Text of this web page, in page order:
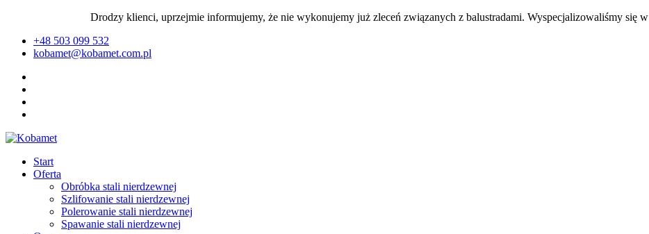
Drodzy klienci, uprzejmie informujemy, że nie wykonujemy już zleceń związanych z balustradami. Wyspecjalizowaliśmy się w
+48 503 099 532
kobamet@kobamet.com.pl
Start
Oferta
Obróbka stali nierdzewnej
Szlifowanie stali nierdzewnej
Polerowanie stali nierdzewnej
Spawanie stali nierdzewnej